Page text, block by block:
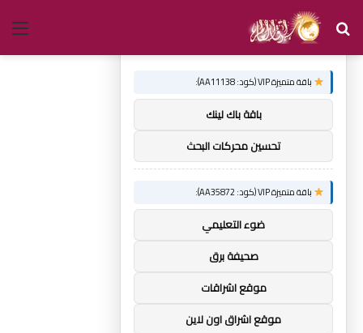
بحث
عن
توصيات :
باقة متميزة VIP (كود: AA11138):
باقة باك لينك
تحسين محركات البحث
باقة متميزة VIP (كود: AA35872):
ضوء التعليمي
صحيفة برق
موقع اشراقات
موقع اشراق اون لاين